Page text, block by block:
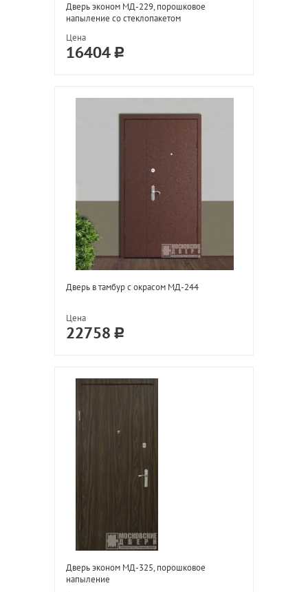
Дверь эконом МД-229, порошковое
напыление со стеклопакетом
Цена
16404
Дверь в тамбур с окрасом МД-244
Цена
22758
Дверь эконом МД-325, порошковое
напыление